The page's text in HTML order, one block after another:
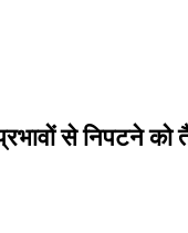
से निपटने को